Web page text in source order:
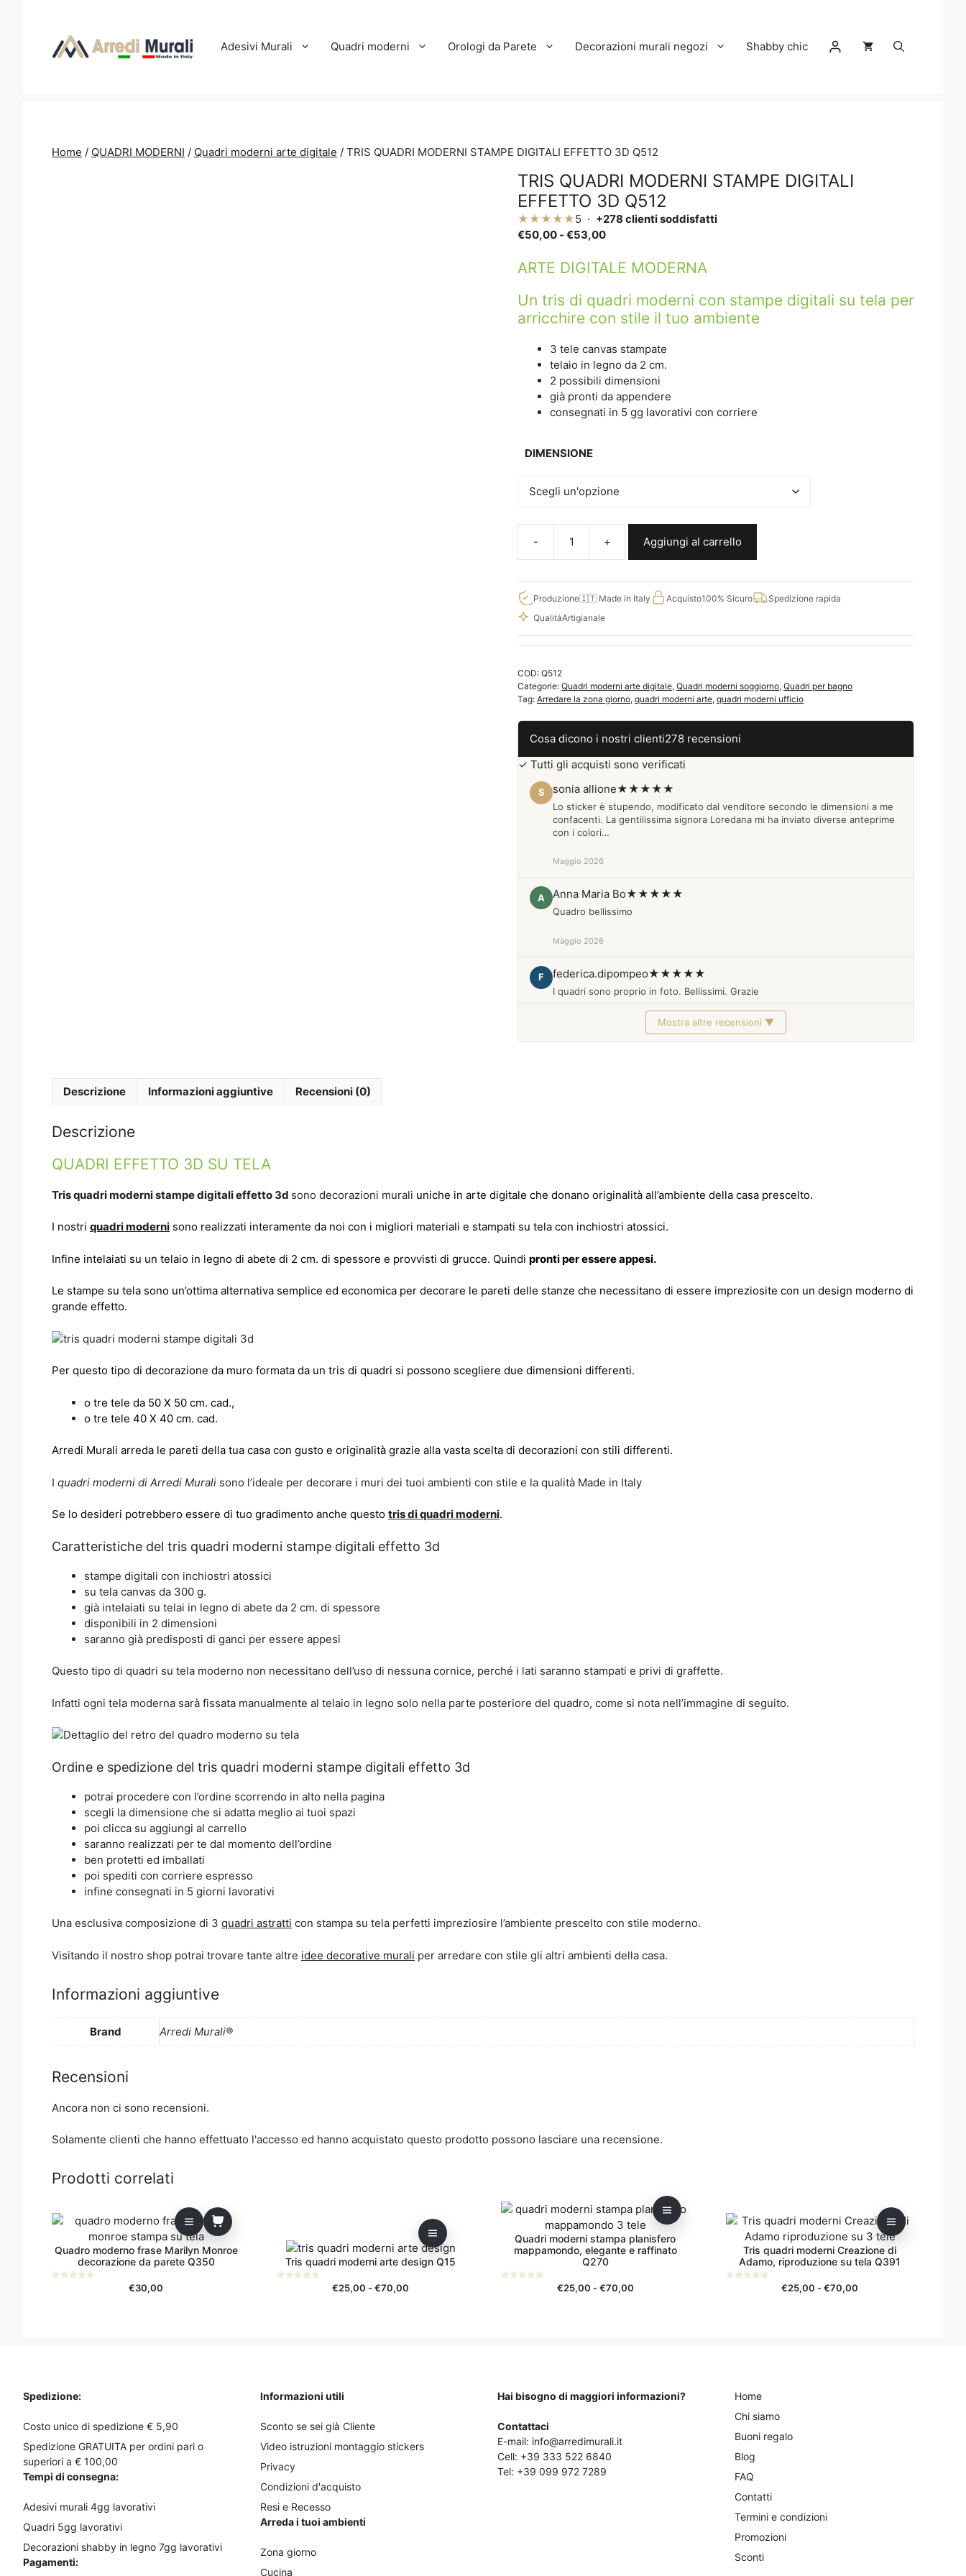
Adesivi Murali Quadri moderni Orologi da Parete Decorazioni murali negozi Shabby chic
Home / QUADRI MODERNI / Quadri moderni arte digitale / TRIS QUADRI MODERNI STAMPE DIGITALI EFFETTO 3D Q512
TRIS QUADRI MODERNI STAMPE DIGITALI
EFFETTO 3D Q512
★★★★★5 · +278 clienti soddisfatti
€50,00 - €53,00Fascia
prezzo:
€50,00
a
€53,00
ARTE DIGITALE MODERNA
Un tris di quadri moderni con stampe digitali su tela per
arricchire con stile il tuo ambiente
3 tele canvas stampate
telaio in legno da 2 cm.
2 possibili dimensioni
già pronti da appendere
consegnati in 5 gg lavorativi con corriere
DIMENSIONE
QUADRI
MODERNI
STAMPE
DIGITALI
3D
quantità
Aggiungi al carrello
Produzione🇮🇹 Made in Italy Acquisto100% Sicuro
Spedizione rapida
QualitàArtigianale
COD: Q512
Categorie: Quadri moderni arte digitale, Quadri moderni soggiorno, Quadri per bagno
Tag: Arredare la zona giorno, quadri moderni arte, quadri moderni ufficio
Cosa dicono i nostri clienti278 recensioni
✓ Tutti gli acquisti sono verificati
S sonia allione★★★★★
Lo sticker è stupendo, modificato dal venditore secondo le dimensioni a me
confacenti. La gentilissima signora Loredana mi ha inviato diverse anteprime
con i colori…
Maggio 2026
A Anna Maria Bo★★★★★
Quadro bellissimo
Maggio 2026
F federica.dipompeo★★★★★
I quadri sono proprio in foto. Bellissimi. Grazie
Mostra altre recensioni ▼
Descrizione Informazioni aggiuntive Recensioni (0)
Descrizione
QUADRI EFFETTO 3D SU TELA
Tris quadri moderni stampe digitali effetto 3d sono decorazioni murali uniche in arte digitale che donano originalità all’ambiente della casa prescelto.
I nostri quadri moderni sono realizzati interamente da noi con i migliori materiali e stampati su tela con inchiostri atossici.
Infine intelaiati su un telaio in legno di abete di 2 cm. di spessore e provvisti di grucce. Quindi pronti per essere appesi.
Le stampe su tela sono un’ottima alternativa semplice ed economica per decorare le pareti delle stanze che necessitano di essere impreziosite con un design moderno di
grande effetto.
Per questo tipo di decorazione da muro formata da un tris di quadri si possono scegliere due dimensioni differenti.
o tre tele da 50 X 50 cm. cad.,
o tre tele 40 X 40 cm. cad.
Arredi Murali arreda le pareti della tua casa con gusto e originalità grazie alla vasta scelta di decorazioni con stili differenti.
I quadri moderni di Arredi Murali sono l’ideale per decorare i muri dei tuoi ambienti con stile e la qualità Made in Italy
Se lo desideri potrebbero essere di tuo gradimento anche questo tris di quadri moderni.
Caratteristiche del tris quadri moderni stampe digitali effetto 3d
stampe digitali con inchiostri atossici
su tela canvas da 300 g.
già intelaiati su telai in legno di abete da 2 cm. di spessore
disponibili in 2 dimensioni
saranno già predisposti di ganci per essere appesi
Questo tipo di quadri su tela moderno non necessitano dell’uso di nessuna cornice, perché i lati saranno stampati e privi di graffette.
Infatti ogni tela moderna sarà fissata manualmente al telaio in legno solo nella parte posteriore del quadro, come si nota nell’immagine di seguito.
Ordine e spedizione del tris quadri moderni stampe digitali effetto 3d
potrai procedere con l’ordine scorrendo in alto nella pagina
scegli la dimensione che si adatta meglio ai tuoi spazi
poi clicca su aggiungi al carrello
saranno realizzati per te dal momento dell’ordine
ben protetti ed imballati
poi spediti con corriere espresso
infine consegnati in 5 giorni lavorativi
Una esclusiva composizione di 3 quadri astratti con stampa su tela perfetti impreziosire l’ambiente prescelto con stile moderno.
Visitando il nostro shop potrai trovare tante altre idee decorative murali per arredare con stile gli altri ambienti della casa.
Informazioni aggiuntive
Brand Arredi Murali®
Recensioni
Ancora non ci sono recensioni.
Solamente clienti che hanno effettuato l'accesso ed hanno acquistato questo prodotto possono lasciare una recensione.
Prodotti correlati
Quadro moderno frase Marilyn Monroe
decorazione da parete Q350
€30,00
Tris quadri moderni arte design Q15
€25,00 - €70,00
ha
più
varianti.
del
Quadri moderni stampa planisfero
mappamondo, elegante e raffinato
Q270
€25,00 - €70,00Fascia
Questo
più
varianti.
del
Tris quadri moderni Creazione di
Adamo, riproduzione su tela Q391
€25,00 - €70,00
prodotto
varianti.
del
prodotto
Spedizione:
Costo unico di spedizione € 5,90
Spedizione GRATUITA per ordini pari o
superiori a € 100,00
Tempi di consegna:
Adesivi murali 4gg lavorativi
Quadri 5gg lavorativi
Decorazioni shabby in legno 7gg lavorativi
Pagamenti:
Informazioni utili
Sconto se sei già Cliente
Video istruzioni montaggio stickers
Privacy
Condizioni d'acquisto
Resi e Recesso
Arreda i tuoi ambienti
Zona giorno
Cucina
Hai bisogno di maggiori informazioni?
Contattaci
E-mail: info@arredimurali.it
Cell: +39 333 522 6840
Tel: +39 099 972 7289
Home
Chi siamo
Buoni regalo
Blog
FAQ
Contatti
Termini e condizioni
Promozioni
Sconti